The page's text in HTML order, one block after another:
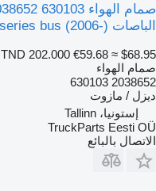
الباصات Scania K,N,F-series bus (2006-)
TND 202.000 €59.68 ≈ $68.95
صمام الهواء
2038652 630103
ديزل / مازوت
إستونيا، Tallinn
TruckParts Eesti OÜ
الاتصال بالبائع